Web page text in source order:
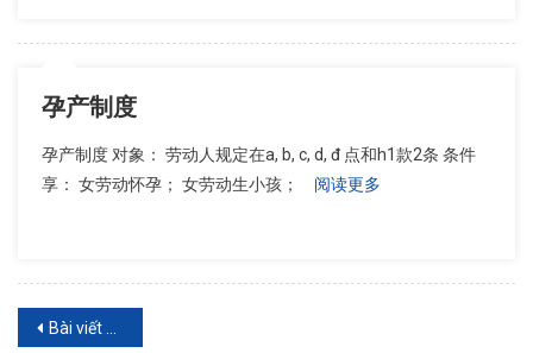
孕产制度
孕产制度 对象： 劳动人规定在a, b, c, d, đ 点和h1款2条 条件
享： 女劳动怀孕； 女劳动生小孩；
阅读更多
Điều
Bài viết cũ hơn